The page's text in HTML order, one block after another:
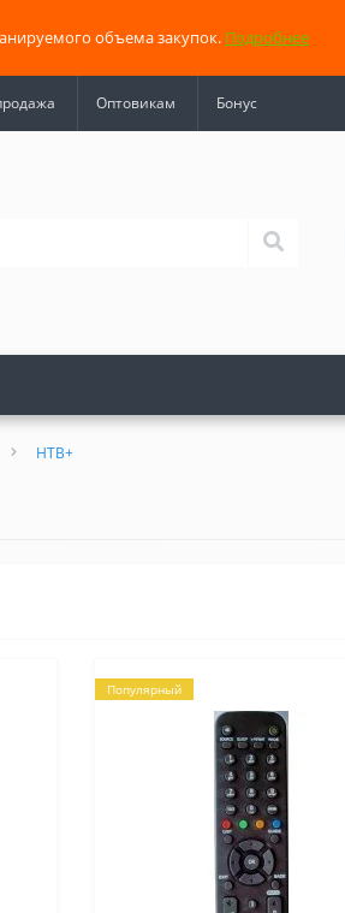
объема закупок. Подробнее
Оптовикам Бонус
НТВ+
Популярный